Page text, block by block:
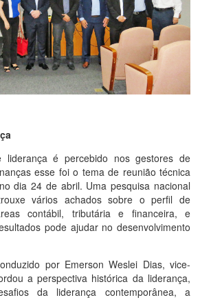
é percebido nos gestores de
esse foi o tema de reunião técnica
dia 24 de abril. Uma pesquisa nacional
vários achados sobre o perfil de
contábil, tributária e financeira, e
pode ajudar no desenvolvimento
por Emerson Weslei Dias, vice-
a perspectiva histórica da liderança,
da liderança contemporânea, a